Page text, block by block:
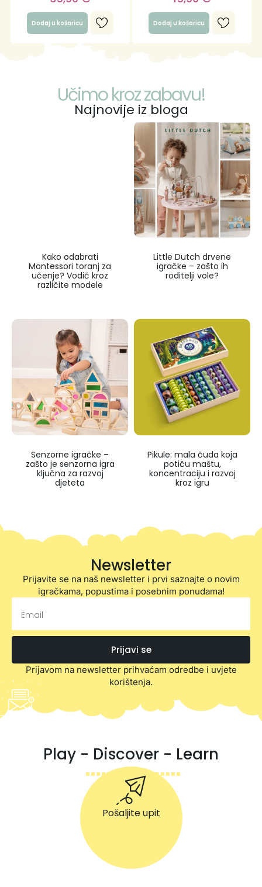
Dodaj u košaricu Dodaj u košaricu
Učimo kroz zabavu!
Najnovije iz bloga
Kako odabrati
Montessori toranj za
učenje? Vodič kroz
različite modele
Little Dutch drvene
igračke – zašto ih
roditelji vole?
Senzorne igračke –
zašto je senzorna igra
ključna za razvoj
djeteta
Pikule: mala čuda koja
potiču maštu,
koncentraciju i razvoj
kroz igru
Newsletter
Prijavite se na naš newsletter i prvi saznajte o novim
igračkama, popustima i posebnim ponudama!
Prijavi se
Prijavom na newsletter prihvaćam odredbe i uvjete
korištenja.
Play - Discover - Learn
Pošaljite upit